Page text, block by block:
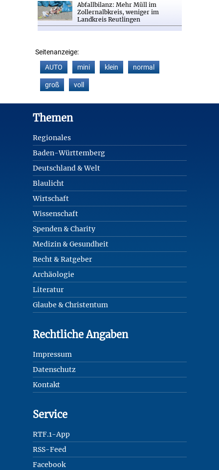
Abfallbilanz: Mehr Müll im
Zollernalbkreis, weniger im
Landkreis Reutlingen
Seitenanzeige:
AUTO
mini klein normal
groß voll
Themen
Regionales
Baden-Württemberg
Deutschland & Welt
Blaulicht
Wirtschaft
Wissenschaft
Spenden & Charity
Medizin & Gesundheit
Recht & Ratgeber
Archäologie
Literatur
Glaube & Christentum
Rechtliche Angaben
Impressum
Datenschutz
Kontakt
Service
RTF.1-App
RSS-Feed
Facebook